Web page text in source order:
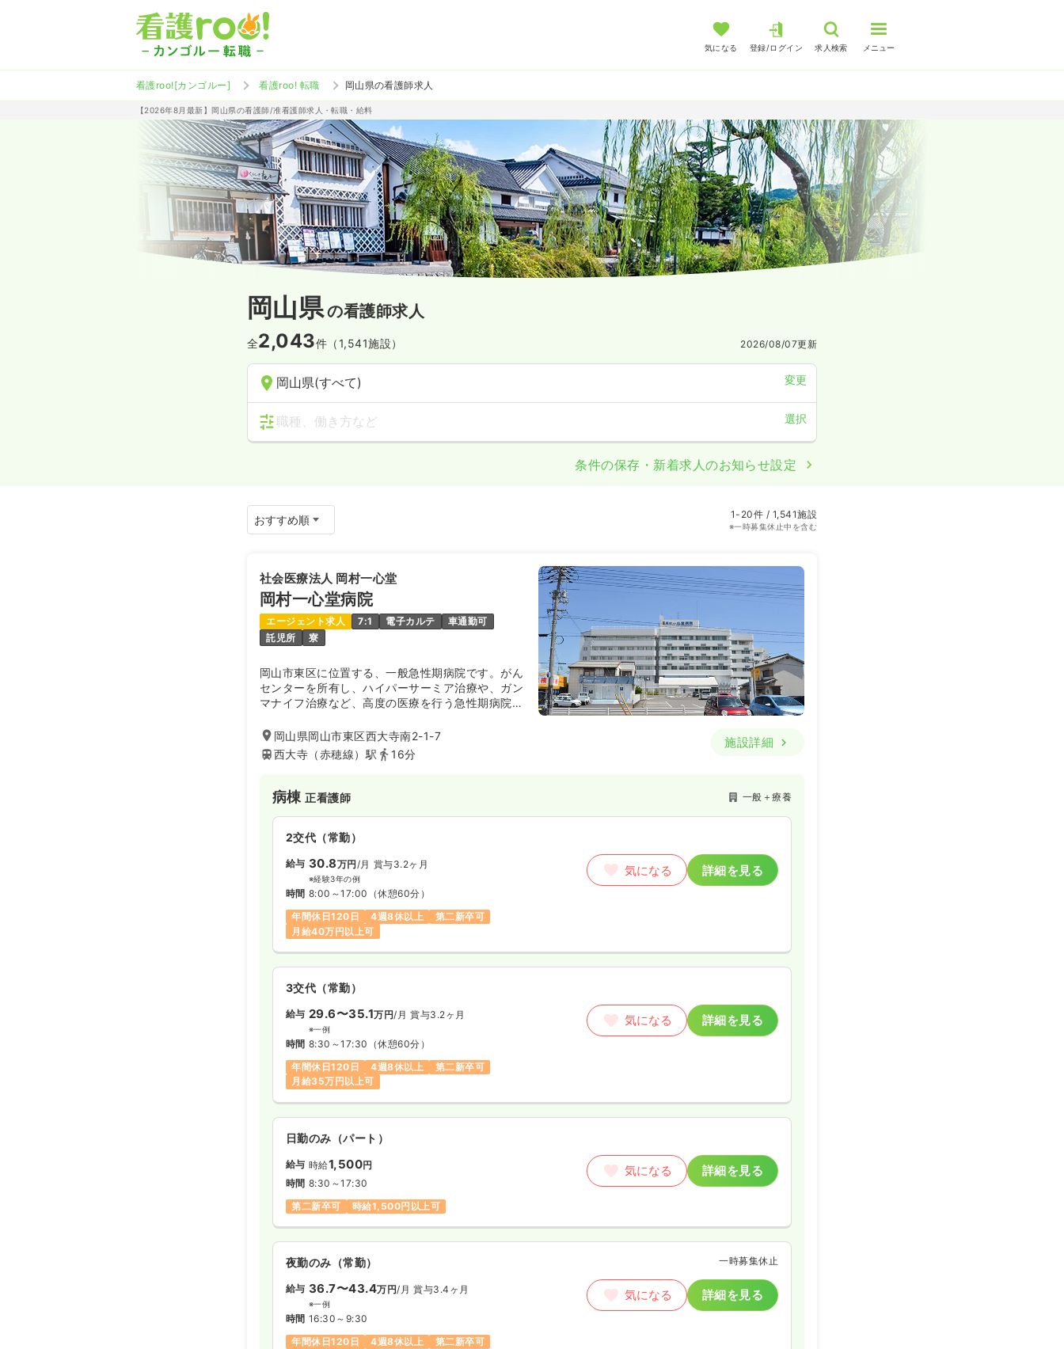
気になる 登録/ログイン 求人検索 メニュー
看護roo![カンゴルー] 看護roo! 転職 岡山県の看護師求人
【2026年8月最新】岡山県の看護師/准看護師求人・転職・給料
岡山県の看護師求人
全2,043件（1,541施設） 2026/08/07更新
岡山県(すべて) 変更
職種、働き方など 選択
条件の保存・新着求人のお知らせ設定
1-20件 / 1,541施設
※一時募集休止中を含む
社会医療法人 岡村一心堂
岡村一心堂病院
エージェント求人 7:1 電子カルテ
車通勤可
託児所
寮
岡山市東区に位置する、一般急性期病院です。がん
センターを所有し、ハイパーサーミア治療や、ガン
マナイフ治療など、高度の医療を行う急性期病院で
り、がんセンターとの連携も図っています。
岡山県岡山市東区西大寺南2-1-7
西大寺（赤穂線）駅
16分
施設詳細
病棟正看護師 一般＋療養
2交代（常勤）
給与 30.8万円/月 賞与3.2ヶ月
※経験3年の例
時間 8:00～17:00 （休憩60分）
年間休日120日
4週8休以上
第二新卒可
月給40万円以上可
気になる 詳細を見る
3交代（常勤）
給与 29.6〜35.1万円/月 賞与3.2ヶ月
※一例
時間 8:30～17:30 （休憩60分）
年間休日120日
4週8休以上
第二新卒可
月給35万円以上可
気になる 詳細を見る
日勤のみ（パート）
給与 時給1,500円
時間 8:30～17:30
第二新卒可
時給1,500円以上可
気になる 詳細を見る
夜勤のみ（常勤） 一時募集休止
給与 36.7〜43.4万円/月 賞与3.4ヶ月
※一例
時間 16:30～9:30
年間休日120日
4週8休以上
第二新卒可
気になる 詳細を見る